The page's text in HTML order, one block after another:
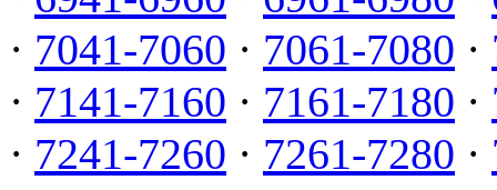
· 7041-7060 · 7061-7080 ·
· 7141-7160 · 7161-7180 ·
· 7241-7260 · 7261-7280 ·